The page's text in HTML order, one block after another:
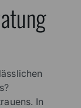
In